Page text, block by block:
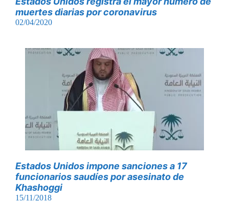
muertes diarias por coronavirus
02/04/2020
Estados Unidos impone sanciones a 17
funcionarios saudíes por asesinato de
Khashoggi
15/11/2018